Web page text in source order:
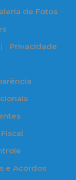
de Fotos
Privacidade
e Acordos